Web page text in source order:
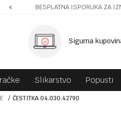
BESPLATNA ISPORUKA ZA
Sigurna
Slikarstvo Popusti
ČESTITKA 04.030.42790